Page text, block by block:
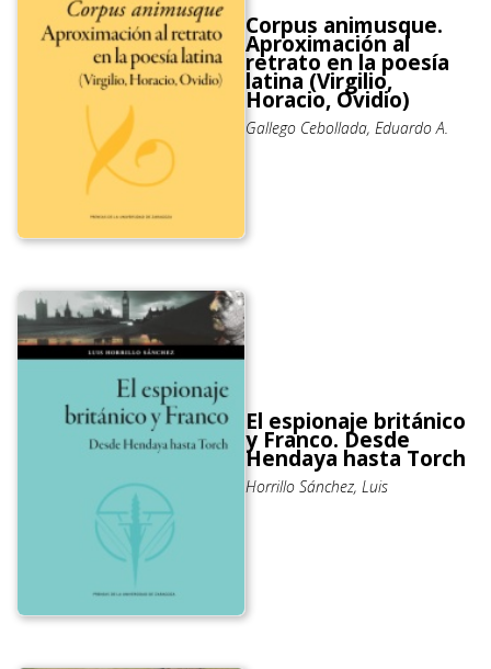
Corpus animusque.
Aproximación al
retrato en la poesía
latina (Virgilio,
Horacio, Ovidio)
Gallego Cebollada, Eduardo A.
El espionaje británico
y Franco. Desde
Hendaya hasta Torch
Horrillo Sánchez, Luis